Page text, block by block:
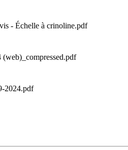
- Échelle à crinoline.pdf
2024.pdf